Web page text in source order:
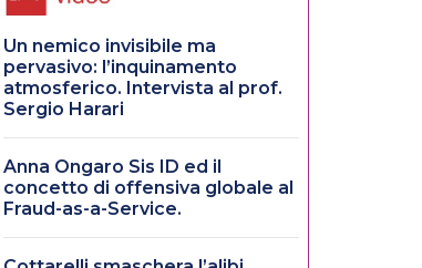
Un nemico invisibile ma
pervasivo: l’inquinamento
atmosferico. Intervista al prof.
Sergio Harari
Anna Ongaro Sis ID ed il
concetto di offensiva globale al
Fraud-as-a-Service.